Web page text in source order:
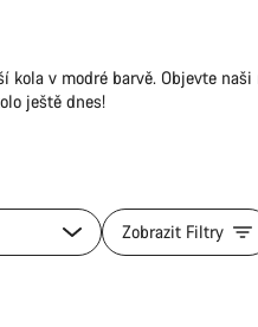
kola v modré barvě. Objevte
ještě dnes!
Zobrazit Filtry